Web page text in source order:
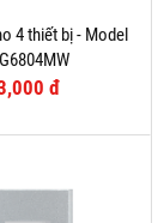
4 thiết bị - Model
đ